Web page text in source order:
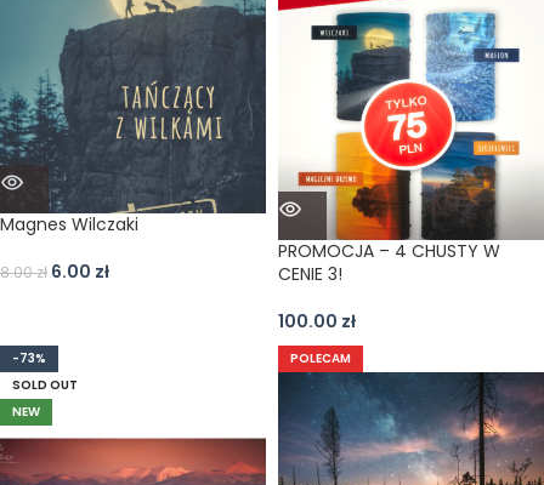
Magnes Wilczaki
8.00zł 6.00 zł
PROMOCJA – 4 CHUSTY W
CENIE 3!
100.00 zł
-73%
SOLD OUT
NEW
POLECAM